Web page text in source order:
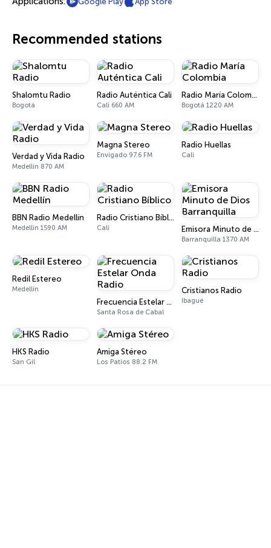
Recommended stations
Shalomtu Radio
Bogotá
Radio Auténtica Cali
Cali 660 AM
Radio María Colombia
Bogotá 1220 AM
Verdad y Vida Radio
Medellín 870 AM
Magna Stereo
Envigado 97.6 FM
Radio Huellas
Cali
BBN Radio Medellín
Medellín 1590 AM
Radio Cristiano Bíblico
Cali Emisora Minuto de Dios Barranquilla
Barranquilla 1370 AM
Redil Estereo
Medellín
Frecuencia Estelar Onda Radio
Santa Rosa de Cabal
Cristianos Radio
Ibagué
HKS Radio
San Gil
Amiga Stéreo
Los Patios 88.2 FM